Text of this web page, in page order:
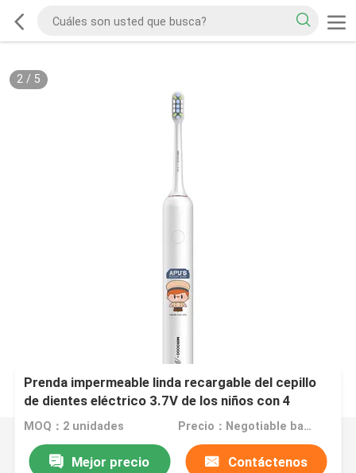
2/ 5
Prenda impermeable linda recargable del cepillo
de dientes eléctrico 3.7V de los niños con 4
modos
MOQ：2 unidades Precio：Negotiable based on order lot quantity
Mejor precio Contáctenos